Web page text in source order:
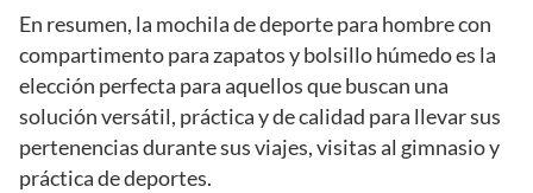
En resumen, la mochila de deporte para hombre con
compartimento para zapatos y bolsillo húmedo es la
elección perfecta para aquellos que buscan una
solución versátil, práctica y de calidad para llevar sus
pertenencias durante sus viajes, visitas al gimnasio y
práctica de deportes.